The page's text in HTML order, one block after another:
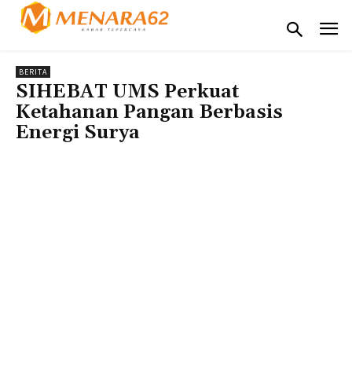
BERITA
SIHEBAT UMS Perkuat
Ketahanan Pangan Berbasis
Energi Surya